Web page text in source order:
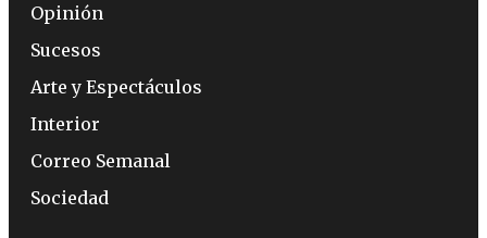
Opinión
Sucesos
Arte y Espectáculos
Interior
Correo Semanal
Sociedad